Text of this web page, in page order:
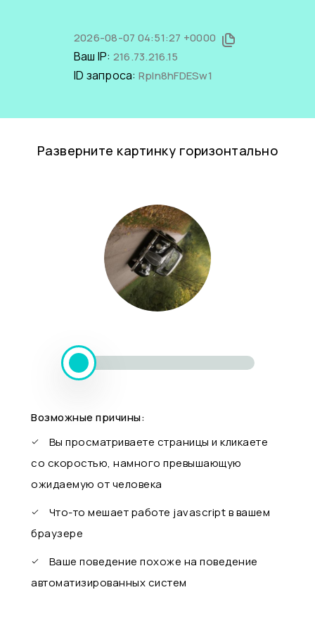
2026-08-07 04:51:27 +0000
Ваш IP: 216.73.216.15
ID запроса: RpIn8hFDESw1
Разверните картинку горизонтально
Возможные причины:
Вы просматриваете страницы и кликаете
со скоростью, намного превышающую
ожидаемую от человека
Что-то мешает работе javascript в вашем
браузере
Ваше поведение похоже на поведение
автоматизированных систем